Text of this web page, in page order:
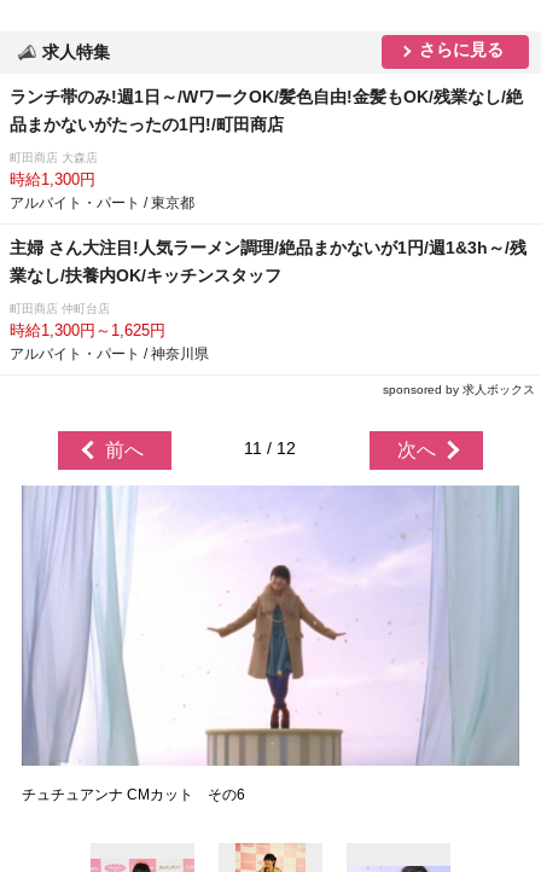
求人特集 さらに見る
ランチ帯のみ!週1日～/WワークOK/髪色自由!金髪もOK/残業なし/絶
品まかないがたったの1円!/町田商店
町田商店 大森店
時給1,300円
アルバイト・パート / 東京都
主婦 さん大注目!人気ラーメン調理/絶品まかないが1円/週1&3h～/残
業なし/扶養内OK/キッチンスタッフ
町田商店 仲町台店
時給1,300円～1,625円
アルバイト・パート / 神奈川県
sponsored by 求人ボックス
前へ 11 / 12 次へ
チュチュアンナ CMカット その6